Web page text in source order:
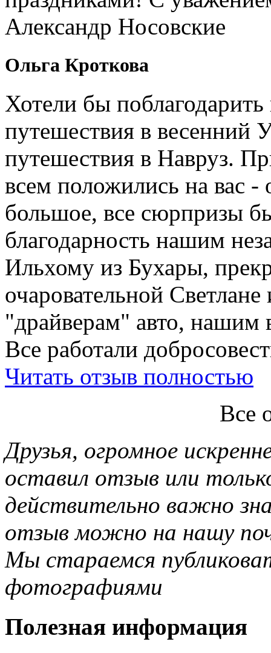
Александр Носовские
Ольга Кроткова
Хотели бы
путешествия в весенний
путешествия в Навруз.
всем положились на вас -
большое, все сюрпризы
благодарность нашим
Ильхому из Бухары,
очаровательной
"драйверам" авто, нашим
Все работали
Читать отзыв полностью
Все
Друзья, огромное
оставил отзыв или
действительно важно
отзыв можно на нашу
Мы стараемся
фотографиями
Полезная информация